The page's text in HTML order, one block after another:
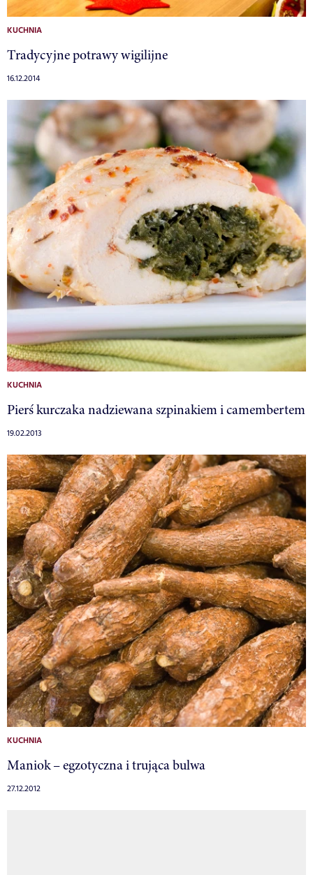
KUCHNIA
Tradycyjne potrawy wigilijne
16.12.2014
KUCHNIA
Pierś kurczaka nadziewana szpinakiem i camembertem
19.02.2013
KUCHNIA
Maniok – egzotyczna i trująca bulwa
27.12.2012